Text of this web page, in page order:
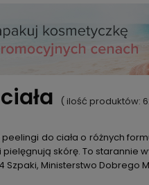
( ilość produktów:
peelingi do ciała o różnych
skórę. To starannie
Szpaki, Ministerstwo Dobrego